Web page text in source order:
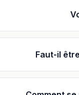
Faut-il